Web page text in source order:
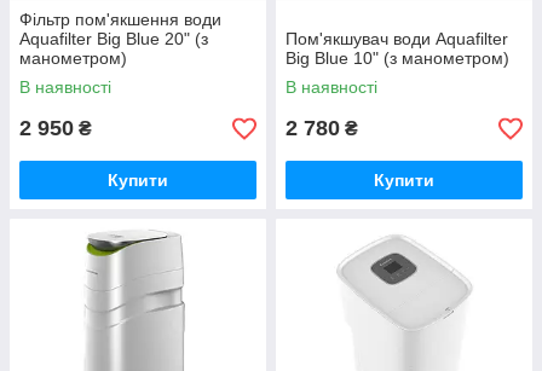
Фільтр пом'якшення води
Aquafilter Big Blue 20" (з
манометром)
В наявності
2 950 ₴
Купити
Пом'якшувач води Aquafilter
Big Blue 10" (з манометром)
В наявності
2 780 ₴
Купити